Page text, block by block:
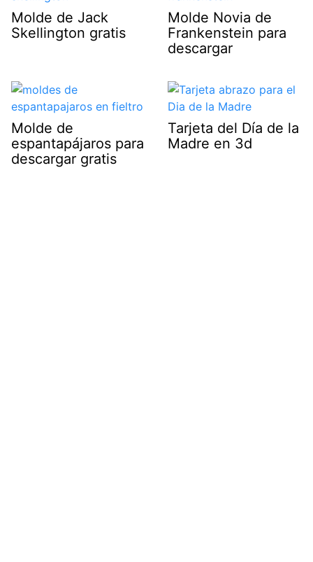
Molde de Jack
Skellington gratis
Molde Novia de
Frankenstein para
descargar
Molde de
espantapájaros para
descargar gratis
Tarjeta del Día de la
Madre en 3d